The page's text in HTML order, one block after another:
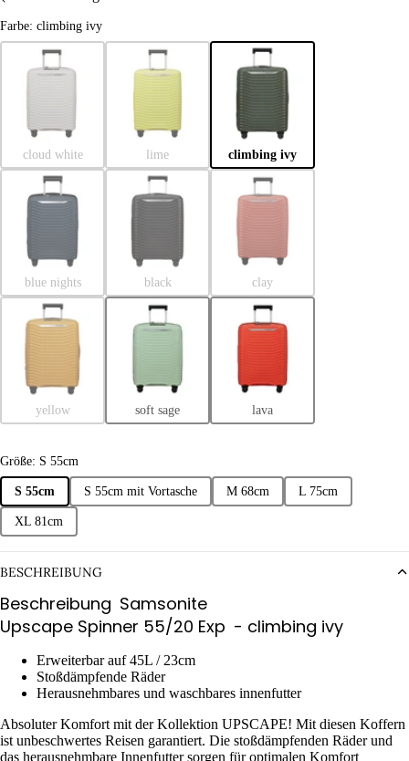
Farbe: climbing ivy
cloud white lime climbing ivy
blue nights black clay
yellow soft sage lava
Größe: S 55cm
S 55cm S 55cm mit Vortasche M 68cm L 75cm
XL 81cm
BESCHREIBUNG
Beschreibung Samsonite
Upscape Spinner 55/20 Exp - climbing ivy
Erweiterbar auf 45L / 23cm
Stoßdämpfende Räder
Herausnehmbares und waschbares innenfutter
Absoluter Komfort mit der Kollektion UPSCAPE! Mit diesen Koffern
ist unbeschwertes Reisen garantiert. Die stoßdämpfenden Räder und
das herausnehmbare Innenfutter sorgen für optimalen Komfort